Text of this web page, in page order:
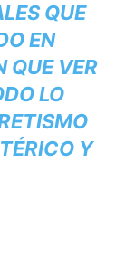
QUE
EN
QUE VER
LO
Y